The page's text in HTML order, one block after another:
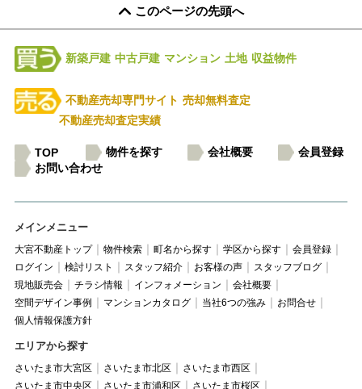
このページの先頭へ
新築戸建 中古戸建 マンション 土地 収益物件
不動産売却専門サイト 売却無料査定
不動産売却査定実績
TOP 物件を探す 会社概要
会員登録
お問い合わせ
メインメニュー
大宮不動産トップ 物件検索 町名から探す 学区から探す
会員登録
ログイン
検討リスト スタッフ紹介 お客様の声
スタッフブログ
現地販売会
チラシ情報 インフォメーション
会社概要
空間デザイン事例
マンションカタログ 当社6つの強み
お問合せ
個人情報保護方針
エリアから探す
さいたま市大宮区 さいたま市北区
さいたま市西区
さいたま市中央区
さいたま市浦和区 さいたま市桜区